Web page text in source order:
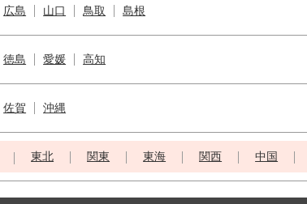
広島 山口 鳥取 島根
徳島 愛媛 高知
佐賀 沖縄
東北 関東 東海 関西 中国